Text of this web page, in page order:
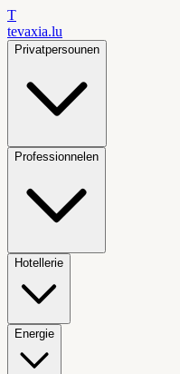
T
tevaxia.lu
Privatpersounen
Professionnelen
Hotellerie
Energie